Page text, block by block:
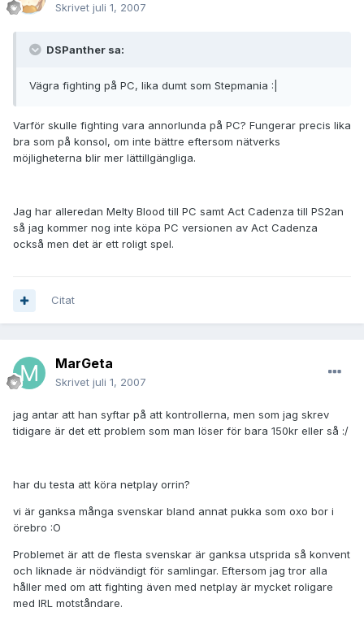
Skrivet juli 1, 2007
DSPanther sa:
Vägra fighting på PC, lika dumt som Stepmania :|
Varför skulle fighting vara annorlunda på PC? Fungerar precis lika
bra som på konsol, om inte bättre eftersom nätverks
möjligheterna blir mer lättillgängliga.
Jag har alleredan Melty Blood till PC samt Act Cadenza till PS2an
så jag kommer nog inte köpa PC versionen av Act Cadenza
också men det är ett roligt spel.
Citat
MarGeta
Skrivet juli 1, 2007
jag antar att han syftar på att kontrollerna, men som jag skrev
tidigare är det ett problem som man löser för bara 150kr eller så :/
har du testa att köra netplay orrin?
vi är ganksa många svenskar bland annat pukka som oxo bor i
örebro :O
Problemet är att de flesta svenskar är ganksa utsprida så konvent
och liknade är nödvändigt för samlingar. Eftersom jag tror alla
håller med om att fighting även med netplay är mycket roligare
med IRL motståndare.